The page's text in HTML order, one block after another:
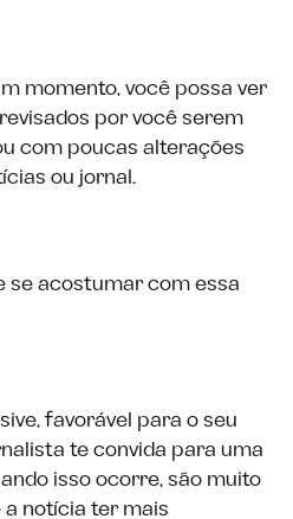
momento, você possa ver
por você serem
com poucas alterações
ou jornal.
se acostumar com essa
favorável para o seu
te convida para uma
isso ocorre, são muito
notícia ter mais